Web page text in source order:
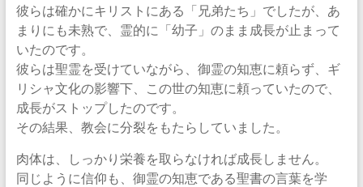
彼らは確かにキリストにある「兄弟たち」でしたが、あ
まりにも未熟で、霊的に「幼子」のまま成長が止まって
いたのです。
彼らは聖霊を受けていながら、御霊の知恵に頼らず、ギ
リシャ文化の影響下、この世の知恵に頼っていたので、
成長がストップしたのです。
その結果、教会に分裂をもたらしていました。
肉体は、しっかり栄養を取らなければ成長しません。
同じように信仰も、御霊の知恵である聖書の言葉を学